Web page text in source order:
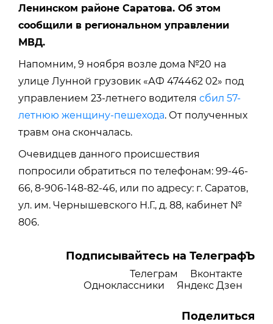
Ленинском районе Саратова. Об этом
сообщили в региональном управлении
МВД.
Напомним, 9 ноября возле дома №20 на
улице Лунной грузовик «АФ 474462 02» под
управлением 23-летнего водителя сбил 57-
летнюю женщину-пешехода. От полученных
травм она скончалась.
Очевидцев данного происшествия
попросили обратиться по телефонам: 99-46-
66, 8-906-148-82-46, или по адресу: г. Саратов,
ул. им. Чернышевского Н.Г., д. 88, кабинет №
806.
Подписывайтесь на ТелеграфЪ
Телеграм
Вконтакте
Одноклассники
Яндекс Дзен
Поделиться